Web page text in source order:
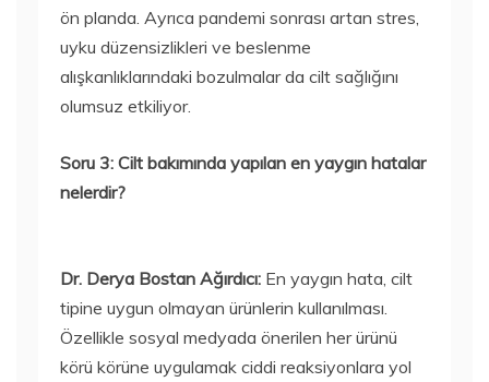
ön planda. Ayrıca pandemi sonrası artan stres,
uyku düzensizlikleri ve beslenme
alışkanlıklarındaki bozulmalar da cilt sağlığını
olumsuz etkiliyor.
Soru 3: Cilt bakımında yapılan en yaygın hatalar
nelerdir?
Dr. Derya Bostan Ağırdıcı: En yaygın hata, cilt
tipine uygun olmayan ürünlerin kullanılması.
Özellikle sosyal medyada önerilen her ürünü
körü körüne uygulamak ciddi reaksiyonlara yol